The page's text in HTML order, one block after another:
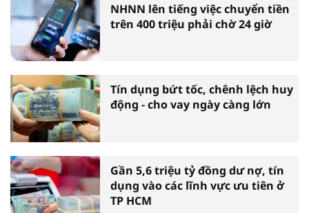
NHNN lên tiếng việc chuyển tiền
trên 400 triệu phải chờ 24 giờ
Tín dụng bứt tốc, chênh lệch huy
động - cho vay ngày càng lớn
Gần 5,6 triệu tỷ đồng dư nợ, tín
dụng vào các lĩnh vực ưu tiên ở
TP HCM